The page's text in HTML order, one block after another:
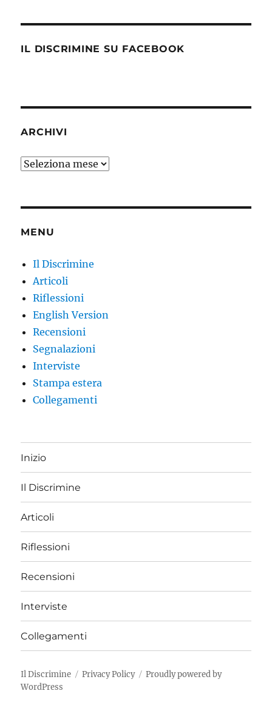
IL DISCRIMINE SU FACEBOOK
ARCHIVI
Archivi
MENU
Il Discrimine
Articoli
Riflessioni
English Version
Recensioni
Segnalazioni
Interviste
Stampa estera
Collegamenti
Inizio
Il Discrimine
Articoli
Riflessioni
Recensioni
Interviste
Collegamenti
Il Discrimine Privacy Policy
Proudly powered by
WordPress